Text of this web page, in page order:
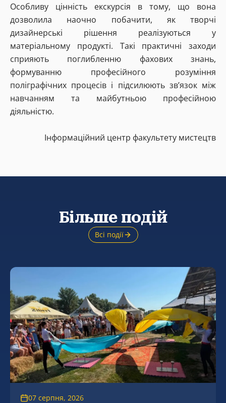
Особливу цінність екскурсія в тому, що вона
дозволила наочно побачити, як творчі
дизайнерські рішення реалізуються у
матеріальному продукті. Такі практичні заходи
сприяють поглибленню фахових знань,
формуванню професійного розуміння
поліграфічних процесів і підсилюють зв’язок між
навчанням та майбутньою професійною
діяльністю.
Інформаційний центр факультету мистецтв
Більше подій
Всі події
07 серпня, 2026